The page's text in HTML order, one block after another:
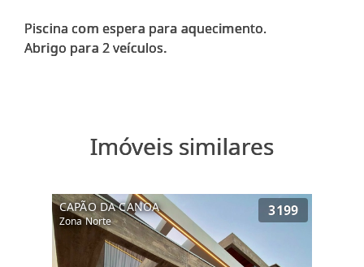
Piscina com espera para aquecimento.
Imóveis similares
CAPÃO DA CANOA
Zona Norte
3199